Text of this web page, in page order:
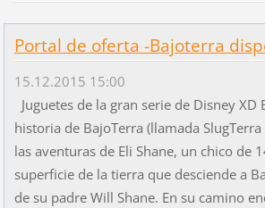
Portal de oferta -Bajoterra
15.12.2015 15:00
Juguetes de la gran serie de Disney XD
historia de BajoTerra (llamada SlugTerra
las aventuras de Eli Shane, un chico de
superficie de la tierra que desciende a
de su padre Will Shane. En su camino